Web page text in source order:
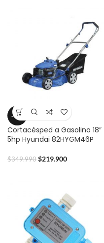
-37%
Cortacésped a Gasolina 18″
5hp Hyundai 82HYGM46P
$349.990 $219.900